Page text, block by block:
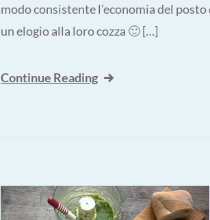
modo consistente l’economia del
un elogio alla loro cozza 🙂 […]
Continue Reading